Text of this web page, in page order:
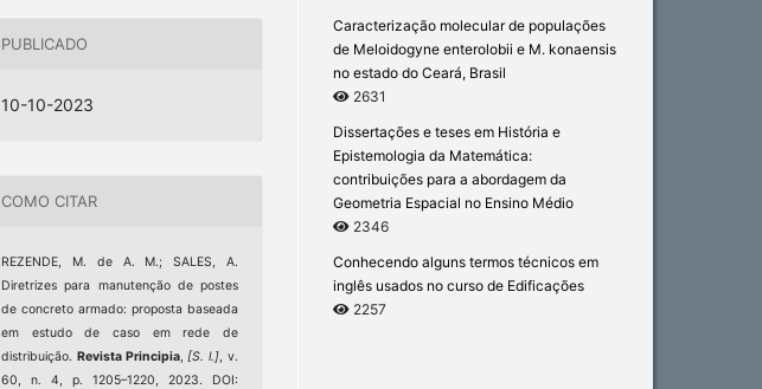
PUBLICADO
10-10-2023
COMO CITAR
REZENDE, M. de A. M.; SALES, A.
Diretrizes para manutenção de postes
de concreto armado: proposta baseada
em estudo de caso em rede de
distribuição. Revista Principia,[S. l.], v.
60, n. 4, p. 1205–1220, 2023. DOI:
Caracterização molecular de populações
de Meloidogyne enterolobii e M. konaensis
no estado do Ceará, Brasil
2631
Dissertações e teses em História e
Epistemologia da Matemática:
contribuições para a abordagem da
Geometria Espacial no Ensino Médio
2346
Conhecendo alguns termos técnicos em
inglês usados no curso de Edificações
2257